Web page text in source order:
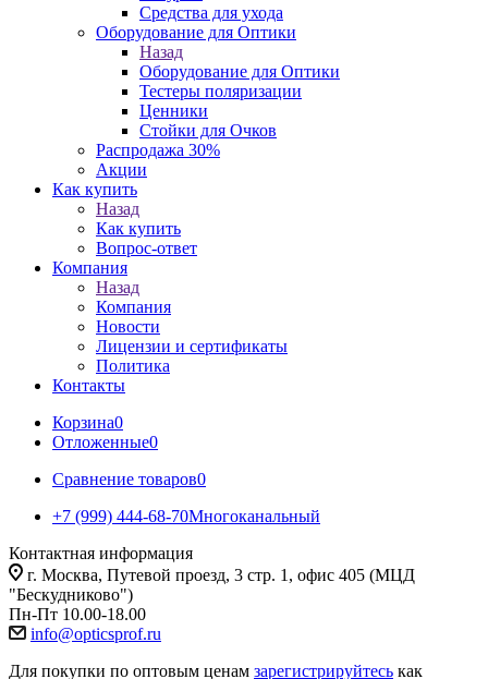
Средства для ухода
Оборудование для Оптики
Назад
Оборудование для Оптики
Тестеры поляризации
Ценники
Стойки для Очков
Распродажа 30%
Акции
Как купить
Назад
Как купить
Вопрос-ответ
Компания
Назад
Компания
Новости
Лицензии и сертификаты
Политика
Контакты
Корзина0
Отложенные0
Сравнение товаров0
+7 (999) 444-68-70Многоканальный
Контактная информация
г. Москва, Путевой проезд, 3 стр. 1, офис 405 (МЦД
"Бескудниково")
Пн-Пт 10.00-18.00
info@opticsprof.ru
Для покупки по оптовым ценам зарегистрируйтесь как